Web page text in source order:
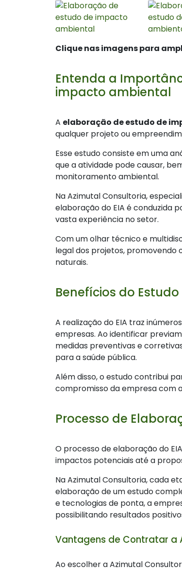
Clique nas imagens para
Entenda a
impacto ambiental
A elaboração de estudo de
qualquer projeto ou
Esse estudo consiste em uma
que a atividade pode causar,
monitoramento ambiental.
Na Azimutal Consultoria,
elaboração do EIA é conduzida
vasta experiência no setor.
Com um olhar técnico e
legal dos projetos, promovendo
naturais.
Benefícios do
A realização do EIA traz
empresas. Ao identificar
medidas preventivas e
para a saúde pública.
Além disso, o estudo contribui
compromisso da empresa com
Processo de
O processo de elaboração do
impactos potenciais até a
Na Azimutal Consultoria, cada
elaboração de um estudo
e tecnologias de ponta, a
possibilitando resultados
Vantagens de Contratar a
Ao escolher a Azimutal